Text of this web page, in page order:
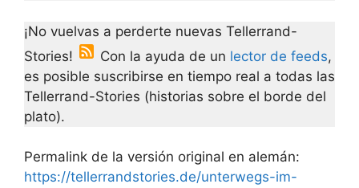
¡No vuelvas a perderte nuevas Tellerrand-
Stories!
Con la ayuda de un lector de feeds,
es posible suscribirse en tiempo real a todas las
Tellerrand-Stories (historias sobre el borde del
plato).
Permalink de la versión original en alemán:
https://tellerrandstories.de/unterwegs-im-